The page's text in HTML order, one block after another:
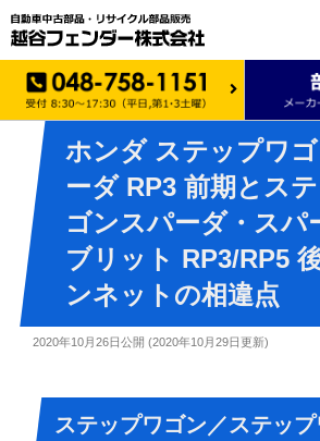
ホンダ ステップワ
ーダ RP3 前期とス
ゴンスパーダ・スパ
ブリット RP3/RP5
ンネットの相違点
2020年10月26日公開 (2020年10月29日更新)
ステップワゴン／ステッ